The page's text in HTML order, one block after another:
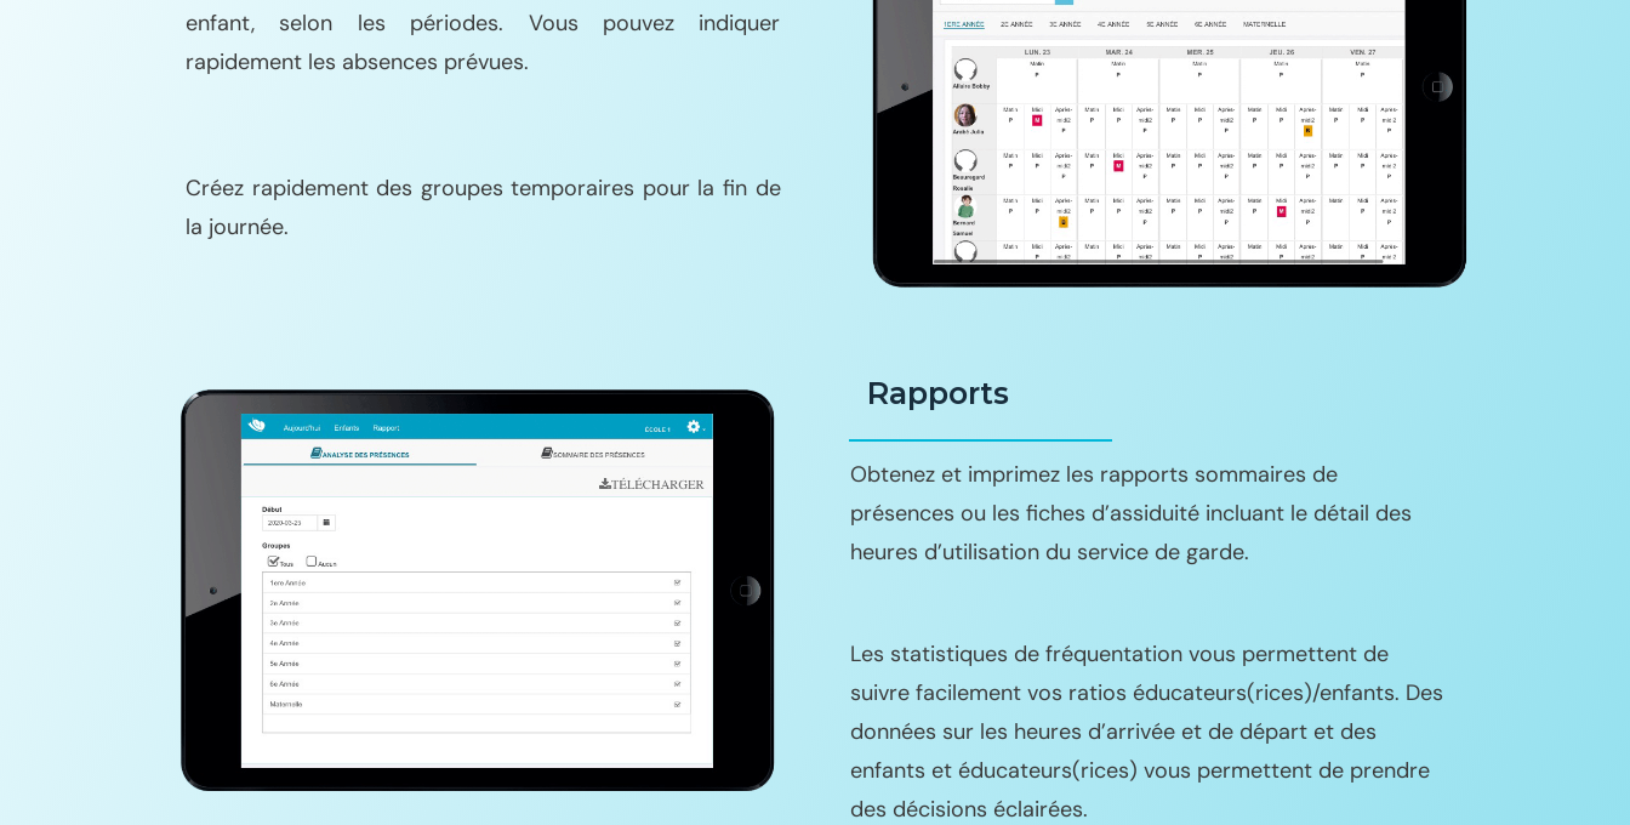
enfant, selon les périodes. Vous pouvez indiquer
rapidement les absences prévues.
Créez rapidement des groupes temporaires pour la fin de
la journée.
Rapports
Obtenez et imprimez les rapports sommaires de
présences ou les fiches d’assiduité incluant le détail des
heures d’utilisation du service de garde.
Les statistiques de fréquentation vous permettent de
suivre facilement vos ratios éducateurs(rices)/enfants. Des
données sur les heures d’arrivée et de départ et des
enfants et éducateurs(rices) vous permettent de prendre
des décisions éclairées.